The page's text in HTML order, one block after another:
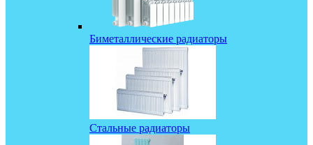
Биметаллические радиаторы
Стальные радиаторы